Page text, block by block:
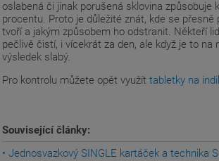
oslabená či jinak porušená sklovina způsobuje
procentu. Proto je důležité znát, kde se přesně
tvoří a jakým způsobem ho odstranit. Někteří
pečlivě čistí, i vícekrát za den, ale když je to na
výsledek slabý.
Pro kontrolu můžete opět využít tabletky na
Související články:
• Jednosvazkový SINGLE kartáček a technika